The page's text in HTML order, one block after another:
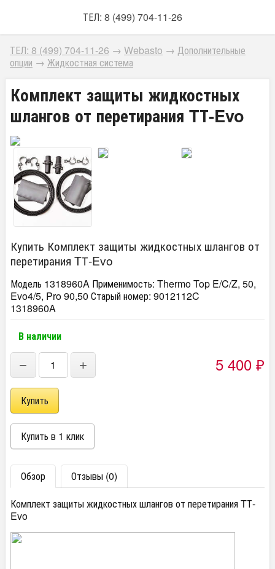
ТЕЛ: 8 (499) 704-11-26
ТЕЛ: 8 (499) 704-11-26 → Webasto → Дополнительные
опции → Жидкостная система
Комплект защиты жидкостных
шлангов от перетирания TТ-Evo
Купить Комплект защиты жидкостных шлангов от
перетирания TТ-Evo
Модель 1318960A Применимость: Thermo Top E/C/Z, 50,
Evo4/5, Pro 90,50 Старый номер: 9012112C
1318960A
В наличии
− + 5 400 ₽
Обзор
Отзывы (0)
Комплект защиты жидкостных шлангов от перетирания TТ-
Evo